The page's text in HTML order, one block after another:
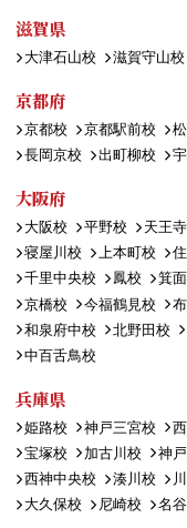
滋賀県
大津石山校 滋賀守山校
京都府
京都校 京都駅前校
長岡京校
出町柳校
大阪府
大阪校 平野校 天王
寝屋川校
上本町校
千里中央校
鳳校 箕
京橋校
今福鶴見校
和泉府中校
北野田校
中百舌鳥校
兵庫県
姫路校 神戸三宮校
宝塚校
加古川校 神
西神中央校
湊川校
大久保校
尼崎校 名